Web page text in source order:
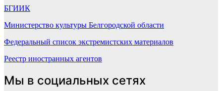
БГИИК
Министерство культуры Белгородской области
Федеральный список экстремистских материалов
Реестр иностранных агентов
Мы в социальных сетях